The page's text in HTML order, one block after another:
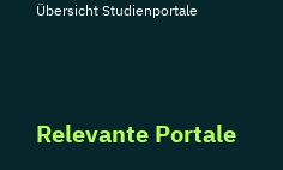
Übersicht Studienportale
Relevante Portale